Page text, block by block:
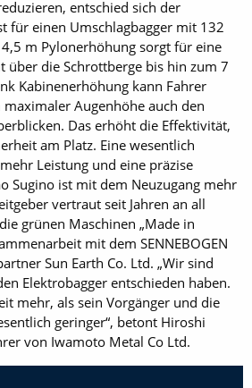
entschied sich der
für einen Umschlagbagger mit 132
m Pylonerhöhung sorgt für eine
über die Schrottberge bis hin zum 7
Kabinenerhöhung kann Fahrer
Augenhöhe auch den
Das erhöht die Effektivität,
am Platz. Eine wesentlich
Leistung und eine präzise
Sugino ist mit dem Neuzugang mehr
vertraut seit Jahren an all
grünen Maschinen „Made in
mit dem SENNEBOGEN
Sun Earth Co. Ltd. „Wir sind
Elektrobagger entschieden haben.
mehr, als sein Vorgänger und die
geringer“, betont Hiroshi
von Iwamoto Metal Co Ltd.